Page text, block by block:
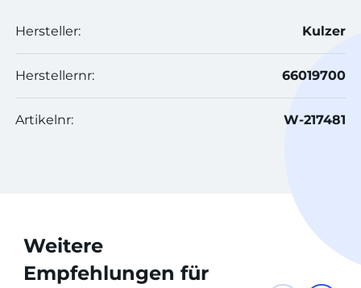
Hersteller: Kulzer
Herstellernr: 66019700
Artikelnr: W-217481
Weitere
Empfehlungen für